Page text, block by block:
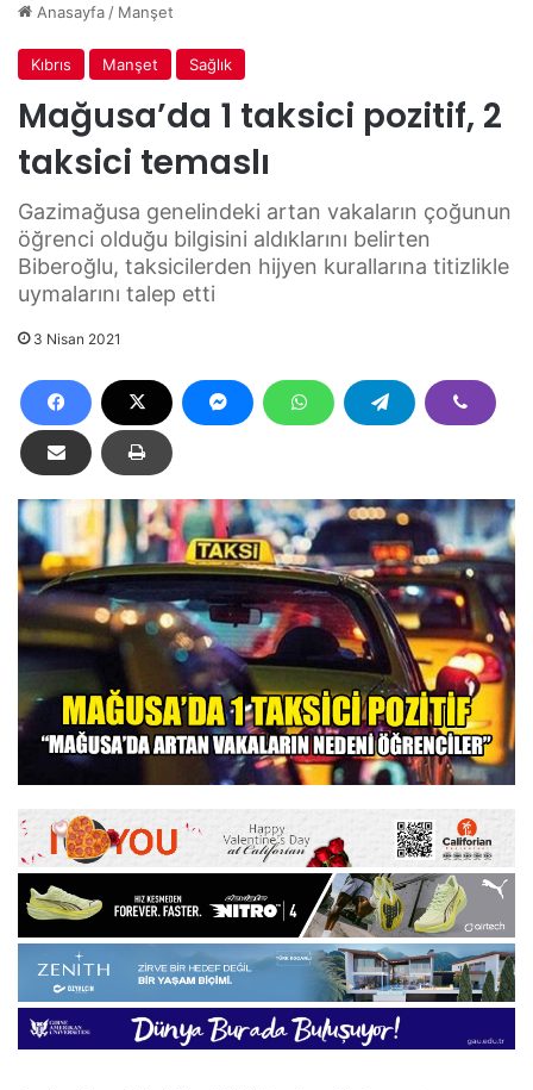
Anasayfa / Manşet
Kıbrıs Manşet Sağlık
Mağusa’da 1 taksici pozitif, 2
taksici temaslı
Gazimağusa genelindeki artan vakaların çoğunun
öğrenci olduğu bilgisini aldıklarını belirten
Biberoğlu, taksicilerden hijyen kurallarına titizlikle
uymalarını talep etti
3 Nisan 2021